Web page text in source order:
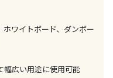
商品については、当日に
づき出荷手続きを行う
ワイトボード、ダンボー
広い用途に使用可能